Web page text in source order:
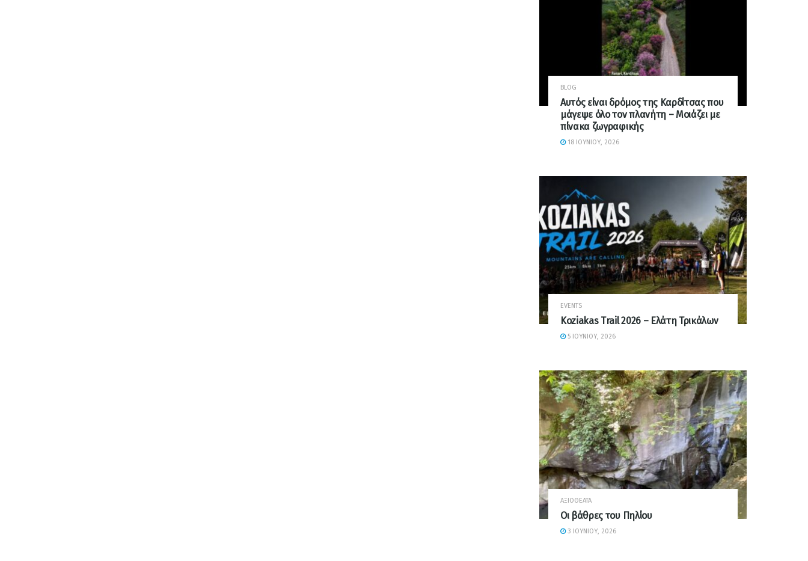
BLOG
Αυτός είναι δρόμος της Καρδίτσας που
μάγεψε όλο τον πλανήτη – Μοιάζει με
πίνακα ζωγραφικής
18 ΙΟΥΝΊΟΥ, 2026
EVENTS
Koziakas Trail 2026 – Ελάτη Τρικάλων
5 ΙΟΥΝΊΟΥ, 2026
ΑΞΙΟΘΈΑΤΑ
Οι βάθρες του Πηλίου
3 ΙΟΥΝΊΟΥ, 2026